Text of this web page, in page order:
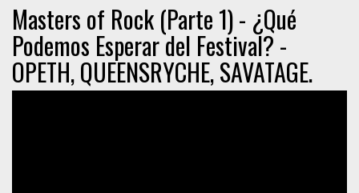
Masters of Rock (Parte 1) - ¿Qué
Podemos Esperar del Festival? -
OPETH, QUEENSRYCHE, SAVATAGE.